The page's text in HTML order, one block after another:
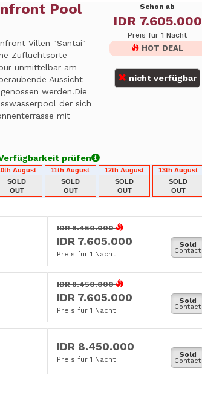
Pool
Villen "Santai"
Zufluchtsorte
unmittelbar am
Aussicht
werden.Die
der sich
mit
Schon ab
IDR 7.605.000
Preis für 1 Nacht
HOT DEAL
nicht verfügbar
prüfen
August
SOLD
OUT
11th August
SOLD
OUT
12th August
SOLD
OUT
13th August
SOLD
OUT
IDR 8.450.000
IDR 7.605.000
Preis für 1 Nacht
Sold
Contact
IDR 8.450.000
IDR 7.605.000
Preis für 1 Nacht
Sold
Contact
IDR 8.450.000
Preis für 1 Nacht
Sold
Contact